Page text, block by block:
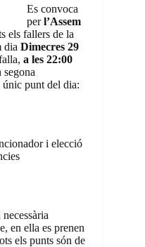
Es convoca
perl’Assem
els fallers de la
dia Dimecres 29
a les 22:00
únic punt del dia:
i elecció
en ella es prenen
els punts són de